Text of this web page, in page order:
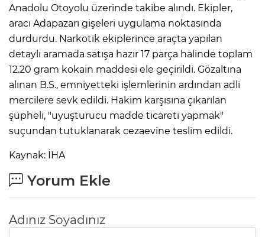
Anadolu Otoyolu üzerinde takibe alındı. Ekipler,
aracı Adapazarı gişeleri uygulama noktasında
durdurdu. Narkotik ekiplerince araçta yapılan
detaylı aramada satışa hazır 17 parça halinde toplam
12.20 gram kokain maddesi ele geçirildi. Gözaltına
alınan B.S., emniyetteki işlemlerinin ardından adli
mercilere sevk edildi. Hakim karşısına çıkarılan
şüpheli, "uyuşturucu madde ticareti yapmak"
suçundan tutuklanarak cezaevine teslim edildi.
Kaynak: İHA
Yorum Ekle
Adınız Soyadınız